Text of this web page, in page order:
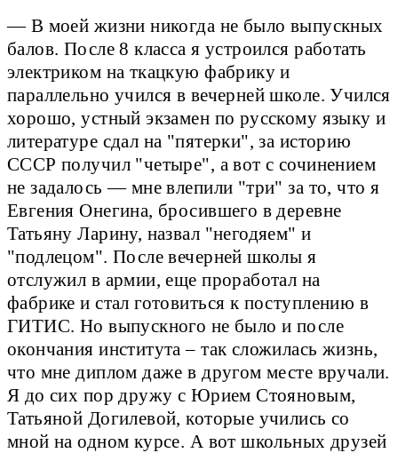
— В моей жизни никогда не было выпускных
балов. После 8 класса я устроился работать
электриком на ткацкую фабрику и
параллельно учился в вечерней школе. Учился
хорошо, устный экзамен по русскому языку и
литературе сдал на "пятерки", за историю
СССР получил "четыре", а вот с сочинением
не задалось — мне влепили "три" за то, что я
Евгения Онегина, бросившего в деревне
Татьяну Ларину, назвал "негодяем" и
"подлецом". После вечерней школы я
отслужил в армии, еще проработал на
фабрике и стал готовиться к поступлению в
ГИТИС. Но выпускного не было и после
окончания института – так сложилась жизнь,
что мне диплом даже в другом месте вручали.
Я до сих пор дружу с Юрием Стояновым,
Татьяной Догилевой, которые учились со
мной на одном курсе. А вот школьных друзей